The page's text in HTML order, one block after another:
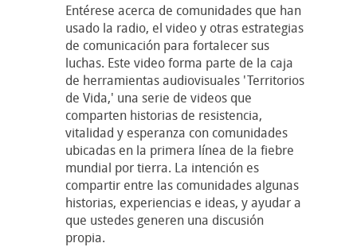
Entérese acerca de comunidades que han
usado la radio, el video y otras estrategias
de comunicación para fortalecer sus
luchas. Este video forma parte de la caja
de herramientas audiovisuales 'Territorios
de Vida,' una serie de videos que
comparten historias de resistencia,
vitalidad y esperanza con comunidades
ubicadas en la primera línea de la fiebre
mundial por tierra. La intención es
compartir entre las comunidades algunas
historias, experiencias e ideas, y ayudar a
que ustedes generen una discusión
propia.